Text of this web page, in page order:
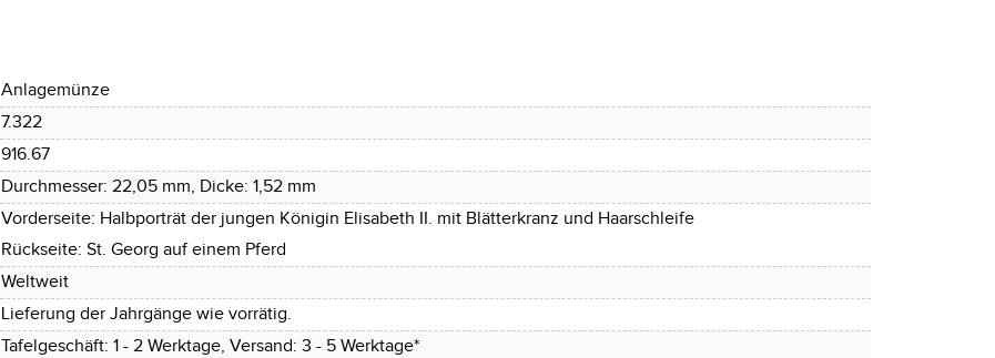
Anlagemünze
7.322
916.67
Durchmesser: 22,05 mm, Dicke: 1,52 mm
Vorderseite: Halbporträt der jungen Königin Elisabeth II. mit Blätterkranz und Haarschleife
Rückseite: St. Georg auf einem Pferd
Weltweit
Lieferung der Jahrgänge wie vorrätig.
Tafelgeschäft: 1 - 2 Werktage, Versand: 3 - 5 Werktage*